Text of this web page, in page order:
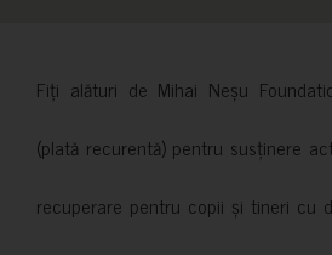
Fiți alături de Mihai Neșu
(plată recurentă) pentru susținere
recuperare pentru copii și tineri cu